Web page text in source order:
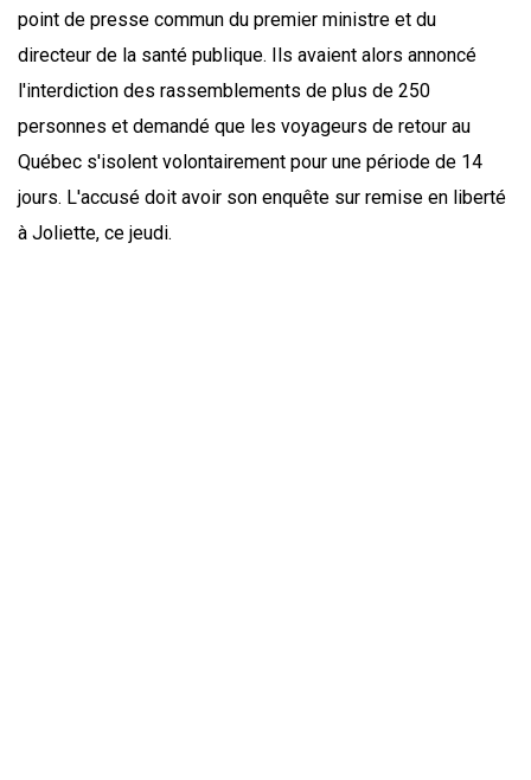
point de presse commun du premier ministre et du
directeur de la santé publique. Ils avaient alors annoncé
l'interdiction des rassemblements de plus de 250
personnes et demandé que les voyageurs de retour au
Québec s'isolent volontairement pour une période de 14
jours. L'accusé doit avoir son enquête sur remise en liberté
à Joliette, ce jeudi.